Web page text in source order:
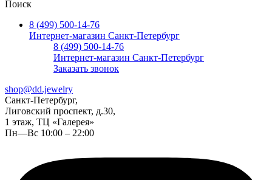
Поиск
8 (499) 500-14-76
Интернет-магазин Санкт-Петербург
8 (499) 500-14-76
Интернет-магазин Санкт-Петербург
Заказать звонок
shop@dd.jewelry
Санкт-Петербург,
Лиговский проспект, д.30,
1 этаж, ТЦ «Галерея»
Пн—Вс 10:00 – 22:00